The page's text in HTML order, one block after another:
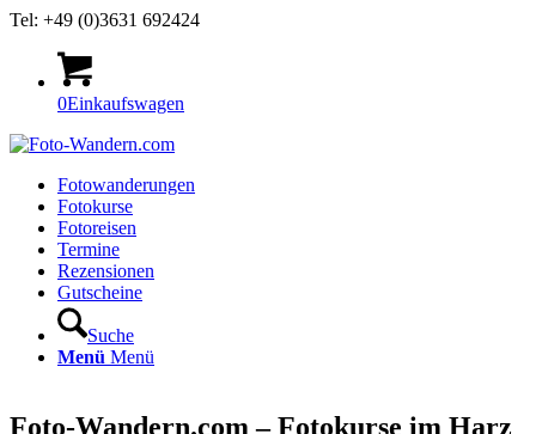
Tel: +49 (0)3631 692424
0Einkaufswagen
Fotowanderungen
Fotokurse
Fotoreisen
Termine
Rezensionen
Gutscheine
Suche
Menü Menü
Foto-Wandern.com – Fotokurse im Harz